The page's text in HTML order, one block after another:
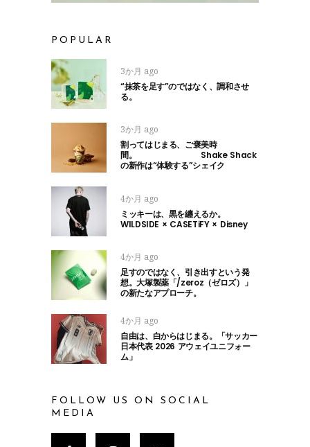
POPULAR
3か月 ago
“抹茶を足す”のではなく、調和させ
る。
3か月 ago
割ってはじまる、ご褒美時
間。 Shake Shack
の新作は“体験する”シェイク
4か月 ago
ミッキーは、黒を纏えるか。
WILDSIDE × CASETiFY × Disney
4か月 ago
足すのではなく、引き出すという発
想。大塚製薬「/zeroz（ゼロズ）」
の新たなアプローチ。
4か月 ago
自由は、白からはじまる。「サッカー
日本代表 2026 アウェイユニフォー
ム」
FOLLOW US ON SOCIAL
MEDIA